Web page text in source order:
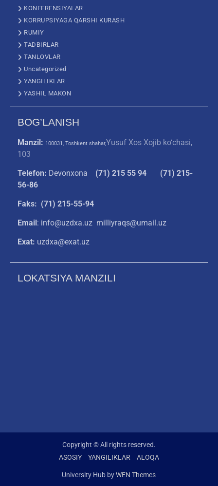
KONFERENSIYALAR
KORRUPSIYAGA QARSHI KURASH
RUMIY
TADBIRLAR
TANLOVLAR
Uncategorized
YANGILIKLAR
YASHIL MAKON
BOG’LANISH
Manzil: 100031, Toshkent shahar,Yusuf Xos Xojib ko‘chasi,
103
Telefon: Devonxona (71) 215 55 94
(71) 215-
56-86
Faks: (71) 215-55-94
Email: info@uzdxa.uz milliyraqs@umail.uz
Exat: uzdxa@exat.uz
LOKATSIYA MANZILI
Copyright © All rights reserved.
ASOSIY
YANGILIKLAR ALOQA
University Hub byWEN Themes